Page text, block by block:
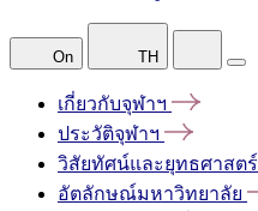
On TH
เกี่ยวกับจุฬาฯ
ประวัติจุฬาฯ
วิสัยทัศน์และยุทธศาสตร์
อัตลักษณ์มหาวิทยาลัย